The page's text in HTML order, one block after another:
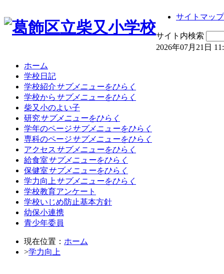
サイトマップ
サイト内検索
2026年07月21日
ホーム
学校日記
学校紹介サブメニューをひらく
学校から サブメニューをひらく
柴又小のよい子
研究サブメニューをひらく
学年のページサブメニューをひらく
専科のページサブメニューをひらく
アクセス サブメニューをひらく
給食室サブメニューをひらく
保健室サブメニューをひらく
学力向上 サブメニューをひらく
学校教育アンケート
学校いじめ防止基本方針
幼保小連携
青少年委員
現在位置： ホーム
>学力向上